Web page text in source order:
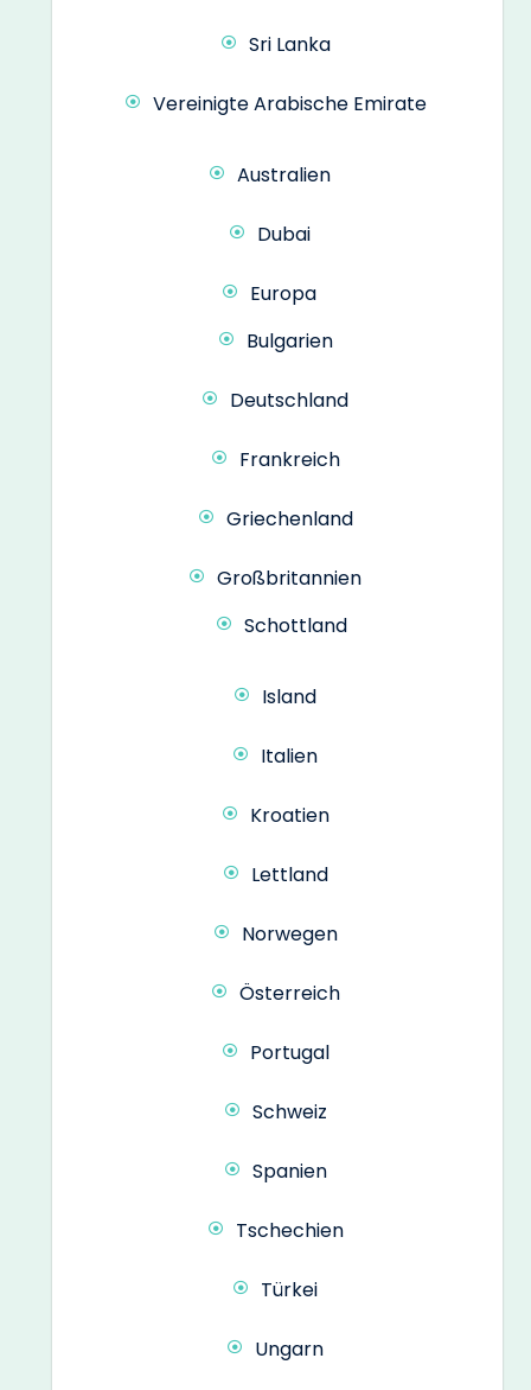
Sri Lanka
Vereinigte Arabische Emirate
Australien
Dubai
Europa
Bulgarien
Deutschland
Frankreich
Griechenland
Großbritannien
Schottland
Island
Italien
Kroatien
Lettland
Norwegen
Österreich
Portugal
Schweiz
Spanien
Tschechien
Türkei
Ungarn